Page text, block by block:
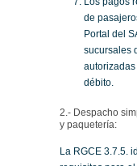
de
Portal del
sucursales
débito.
2.- Despacho
y paquetería:
La RGCE 3.7.5.